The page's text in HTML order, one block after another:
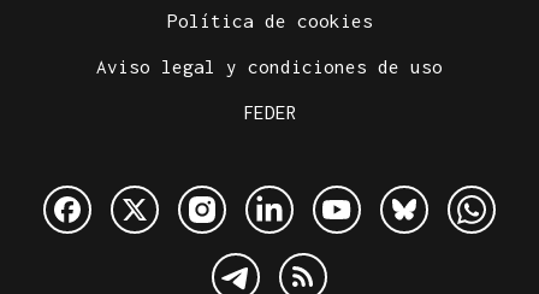
Política de cookies
Aviso legal y condiciones de uso
FEDER